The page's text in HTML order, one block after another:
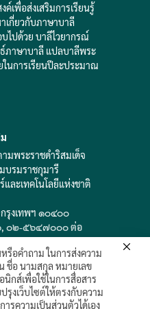
เพื่อส่งเสริมการเรียนรู้
เกี่ยวกับภาษาบาลี
ไปด้วย บาลีไวยากรณ์
ภาษาบาลี แปลบาลีพระ
นการเรียนปีละประมาณ
มพระราชดำริสมเด็จ
บรมราชกุมารี
ละเทคโนโลยีแห่งชาติ
กรุงเทพฯ ๑๐๔๐๐
๐๒-๕๖๔๗๐๐๐ ต่อ
รือคำถาม ในการส่งความ
ชื่อ นามสกุล หมายเลข
กส์เพื่อใช้ในการสื่อสาร
รุงเว็บไซต์ให้ตรงกับความ
รความเป็นส่วนตัวได้เอง